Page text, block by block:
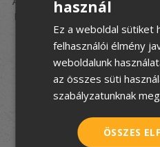
Iratkozzon fel5 részes
Elfogadom azadatkezelési
FELIRATKOZOM
használ
Ez a weboldal sütiket
felhasználói élmény
weboldalunk
az összes süti
szabályzatunknak
ÖSSZES